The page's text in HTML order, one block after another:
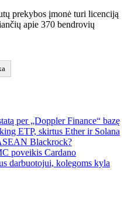
prekybos įmonė turi licenciją
apie 370 bendrovių
per „Doppler Finance“ bazę
ETP, skirtus Ether ir Solana
Blackrock?
poveikis Cardano
darbuotojui, kolegoms kyla